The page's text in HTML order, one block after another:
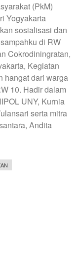
(PkM)
Yogyakarta
sosialisasi dan
di RW
Cokrodiningratan,
Kegiatan
hangat dari warga
10. Hadir dalam
UNY, Kurnia
serta mitra
Andita